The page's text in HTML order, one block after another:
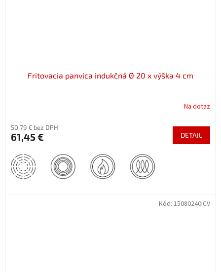
Fritovacia panvica indukčná Ø 20 x výška 4 cm
Na dotaz
50,79 € bez DPH
61,45 € DETAIL
Kód: 15080240ICV